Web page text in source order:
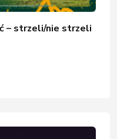
– strzeli/nie strzeli